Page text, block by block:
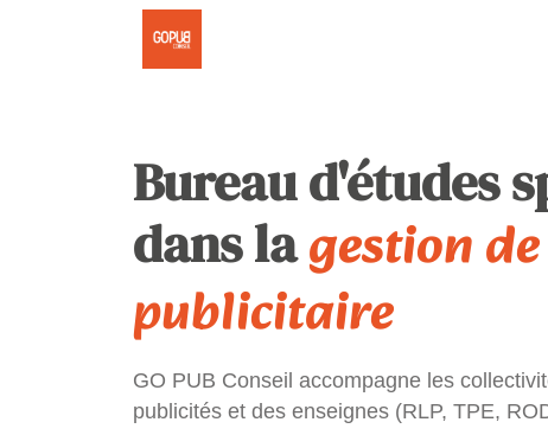
Bureau d'études
dans lagestion
publicitaire
GO PUB Conseil accompagne les
publicités et des enseignes (RLP, TPE,